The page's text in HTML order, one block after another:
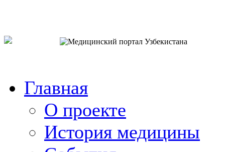
Главная
О проекте
История медицины